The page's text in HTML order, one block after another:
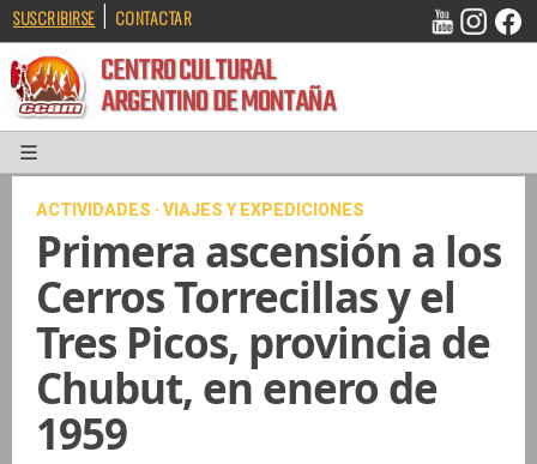
SUSCRIBIRSE | CONTACTAR
CENTRO CULTURAL
ARGENTINO DE MONTAÑA
ACTIVIDADES · VIAJES Y EXPEDICIONES
Primera ascensión a los
Cerros Torrecillas y el
Tres Picos, provincia de
Chubut, en enero de
1959